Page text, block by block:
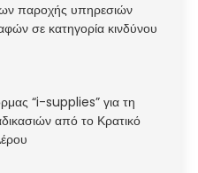
παροχής υπηρεσιών
σε κατηγορία κινδύνου
“i-supplies” για τη
από το Κρατικό